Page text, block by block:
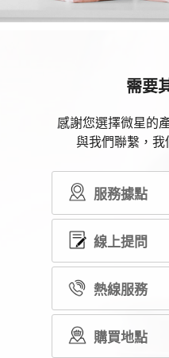
需要
感謝您選擇微星的
與我們聯繫，我
服務據點
線上提問
熱線服務
購買地點